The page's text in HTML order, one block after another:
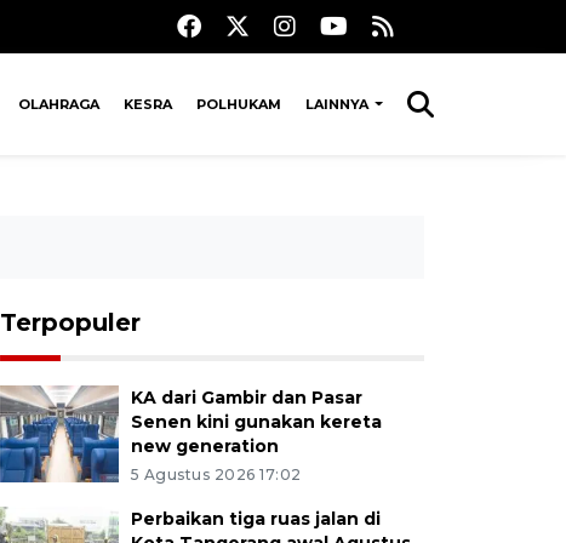
OLAHRAGA KESRA POLHUKAM LAINNYA
Terpopuler
KA dari Gambir dan Pasar
Senen kini gunakan kereta
new generation
5 Agustus 2026 17:02
Perbaikan tiga ruas jalan di